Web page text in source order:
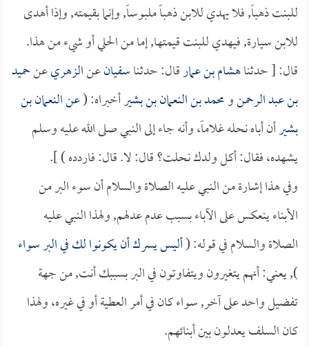
للبنت ذهباً, فلا يهدي للابن ذهباً ملبوساً, وإنما بقيمته, وإذا أهدى
للابن سيارة, فيهدي للبنت قيمتها, إما من الحلي أو شيء من هذا.
قال: [ حدثناهشام بن عمارقال: حدثناسفيانعنالزهريعنحميد
بن عبد الرحمنومحمد بن النعمان بن بشيرأخبراه: (عنالنعمان بن
بشيرأن أباه نحله غلاماً، وأنه جاء إلى النبي صلى الله عليه وسلم
يشهده، فقال: أكل ولدك نحلت؟ قال: لا. قال: فاردده ) ].
وفي هذا إشارة من النبي عليه الصلاة والسلام أن سوء البر من
الأبناء ينعكس على الآباء بسبب عدم عدلهم, ولهذا النبي عليه
الصلاة والسلام في قوله: (أليس يسرك أن يكونوا لك في البر سواء
), يعني: أنهم يتغيرون ويتفاوتون في البر بسببك أنت, من جهة
تفضيل واحد على آخر, سواء كان في أمر العطية أو في غيره، ولهذا
كان السلف يعدلون بين أبنائهم.